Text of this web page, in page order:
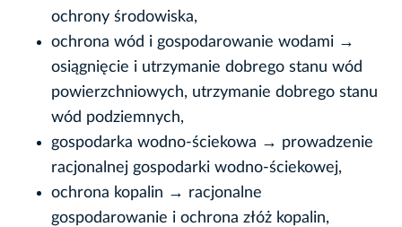
ochrony środowiska,
ochrona wód i gospodarowanie wodami →
osiągnięcie i utrzymanie dobrego stanu wód
powierzchniowych, utrzymanie dobrego stanu
wód podziemnych,
gospodarka wodno-ściekowa → prowadzenie
racjonalnej gospodarki wodno-ściekowej,
ochrona kopalin → racjonalne
gospodarowanie i ochrona złóż kopalin,